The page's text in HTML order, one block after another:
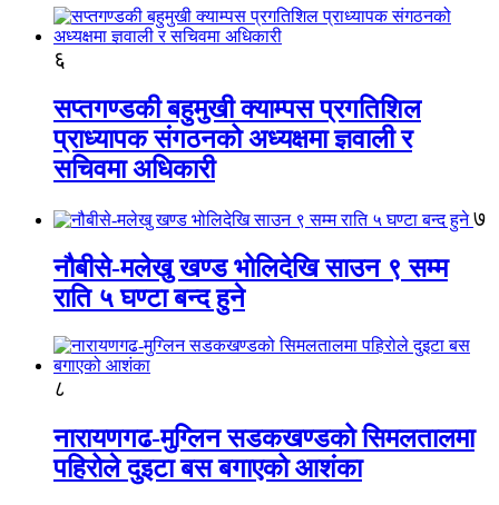
६
सप्तगण्डकी बहुमुखी क्याम्पस प्रगतिशिल
प्राध्यापक संगठनको अध्यक्षमा ज्ञवाली र
सचिवमा अधिकारी
७
नौबीसे-मलेखु खण्ड भोलिदेखि साउन ९ सम्म
राति ५ घण्टा बन्द हुने
८
नारायणगढ-मुग्लिन सडकखण्डको सिमलतालमा
पहिरोले दुइटा बस बगाएको आशंका